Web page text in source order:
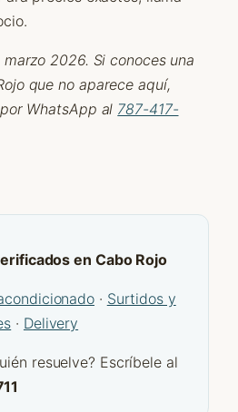
2026. Si conoces una
que no aparece aquí,
WhatsApp al 787-417-
en Cabo Rojo
· Surtidos y
· Delivery
resuelve? Escríbele al